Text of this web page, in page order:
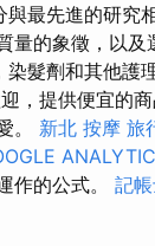
最先進的研究
量的象徵，以
髮劑和其他護
，提供便宜的
。 新北 按摩 旅
作的公式。 記